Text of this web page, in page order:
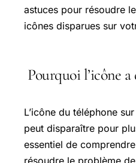
astuces pour résoudre
icônes disparues sur
Pourquoi l’icône a
L’icône du téléphone
peut disparaître pour
essentiel de
résoudre le problème